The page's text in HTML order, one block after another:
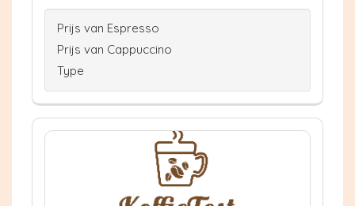
Prijs van Espresso
Prijs van Cappuccino
Type